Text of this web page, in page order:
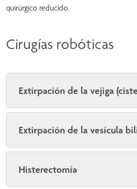
quirúrgico reducido.
Cirugías robóticas
Extirpación de la vejiga
Extirpación de la vesícula
Histerectomía